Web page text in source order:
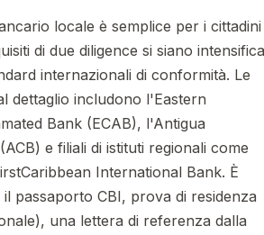
locale è semplice per i cittadini
di due diligence si siano
internazionali di conformità. Le
dettaglio includono l'Eastern
Bank (ECAB), l'Antigua
e filiali di istituti regionali come
International Bank. È
passaporto CBI, prova di residenza
una lettera di referenza dalla